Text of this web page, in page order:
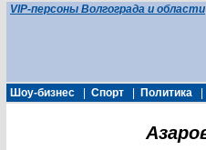
VIP-персоны Волгограда и области
Шоу-бизнес Спорт Политика